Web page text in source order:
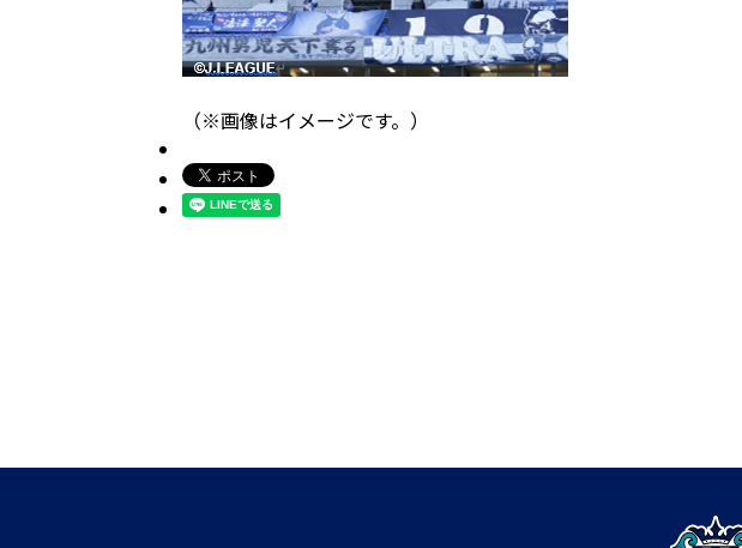
（※画像はイメージです。）